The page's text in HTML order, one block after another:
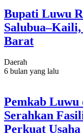
Bupati Luwu
Barat
Daerah
6 bulan yang lalu
Pemkab Luwu
Serahkan
Perkuat